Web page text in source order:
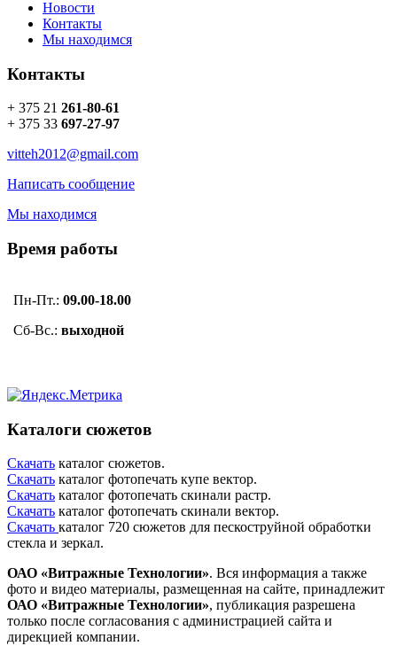
Новости
Контакты
Мы находимся
Контакты
+ 375 21 261-80-61
+ 375 33 697-27-97
vitteh2012@gmail.com
Написать сообщение
Мы находимся
Время работы
Пн-Пт.: 09.00-18.00
Сб-Вс.: выходной
Каталоги сюжетов
Скачать каталог сюжетов.
Скачать каталог фотопечать купе вектор.
Скачать каталог фотопечать скинали растр.
Скачать каталог фотопечать скинали вектор.
Скачать каталог 720 сюжетов для пескоструйной обработки
стекла и зеркал.
ОАО «Витражные Технологии». Вся информация а также
фото и видео материалы, размещенная на сайте, принадлежит
ОАО «Витражные Технологии», публикация разрешена
только после согласования с администрацией сайта и
дирекцией компании.